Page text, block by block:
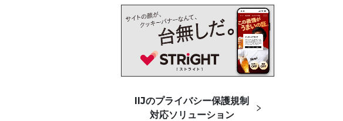
IIJのプライバシー保護規制
対応ソリューション